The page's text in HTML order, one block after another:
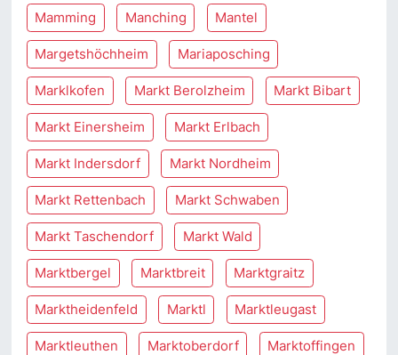
Mamming Manching Mantel
Margetshöchheim Mariaposching
Marklkofen Markt Berolzheim Markt Bibart
Markt Einersheim Markt Erlbach
Markt Indersdorf Markt Nordheim
Markt Rettenbach Markt Schwaben
Markt Taschendorf Markt Wald
Marktbergel Marktbreit Marktgraitz
Marktheidenfeld Marktl Marktleugast
Marktleuthen Marktoberdorf Marktoffingen